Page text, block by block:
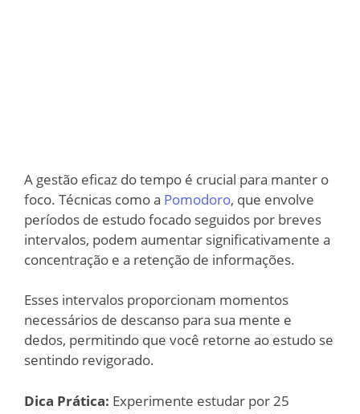
A gestão eficaz do tempo é crucial para manter o
foco. Técnicas como a Pomodoro, que envolve
períodos de estudo focado seguidos por breves
intervalos, podem aumentar significativamente a
concentração e a retenção de informações.
Esses intervalos proporcionam momentos
necessários de descanso para sua mente e
dedos, permitindo que você retorne ao estudo se
sentindo revigorado.
Dica Prática: Experimente estudar por 25